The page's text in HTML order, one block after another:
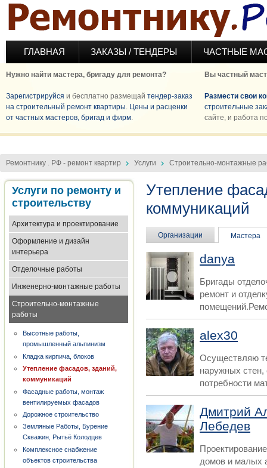
Перейти к основному содержанию
ГЛАВНАЯ ЗАКАЗЫ / ТЕНДЕРЫ ЧАСТНЫЕ
Нужно найти мастера, бригаду для ремонта?
Зарегистрируйся и бесплатно размещай тендер-заказ
на строительный ремонт квартиры. Цены и расценки
от частных мастеров, бригад и фирм.
Вы частный
Размести свои
строительные
сайте, и работа
Ремонтнику . РФ - ремонт квартир Услуги Строительно-монтажные
Услуги по ремонту и
строительству
Архитектура и проектирование
Оформление и дизайн
интерьера
Отделочные работы
Инженерно-монтажные работы
Строительно-монтажные
работы
Высотные работы,
промышленный альпинизм
Кладка кирпича, блоков
Утепление фасадов, зданий,
коммуникаций
Фасадные работы, монтаж
вентилируемых фасадов
Дорожное строительство
Земляные Работы, Бурение
Скважин, Рытьё Колодцев
Комплексное снабжение
объектов строительства
Утепление
коммуникаций
Организации Мастера
danya
Бригады
ремонт и
alex30
Осуществляю
наружных стен,
потребности
Дмитрий
Лебедев
домов и малых